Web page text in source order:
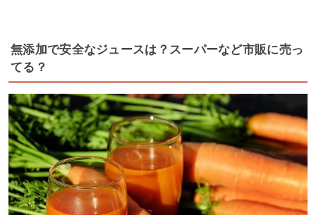
無添加で安全なジュースは？スーパーなど市販に売っ
てる？